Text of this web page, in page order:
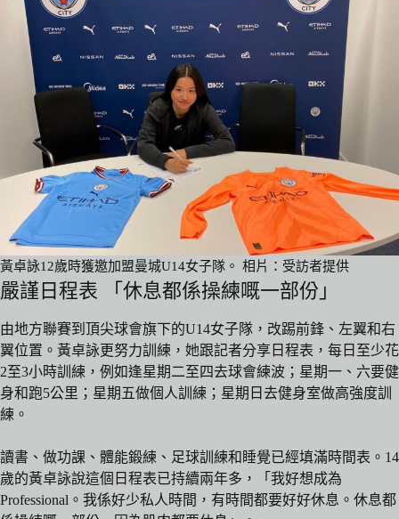
黃卓詠12歲時獲邀加盟曼城U14女子隊。 相片：受訪者提供
嚴謹日程表 「休息都係操練嘅一部份」
由地方聯賽到頂尖球會旗下的U14女子隊，改踢前鋒、左翼和右
翼位置。黃卓詠更努力訓練，她跟記者分享日程表，每日至少花
2至3小時訓練，例如逢星期二至四去球會練波；星期一、六要健
身和跑5公里；星期五做個人訓練；星期日去健身室做高強度訓
練。
讀書、做功課、體能鍛練、足球訓練和睡覺已經填滿時間表。14
歲的黃卓詠說這個日程表已持續兩年多，「我好想成為
Professional。我係好少私人時間，有時間都要好好休息。休息都